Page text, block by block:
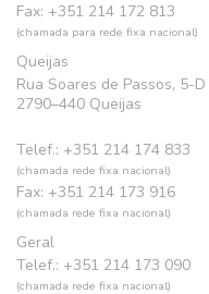
Fax: +351 214 172 813
(chamada para rede fixa nacional)
Queijas
Rua Soares de Passos, 5-D
2790–440 Queijas
Telef.: +351 214 174 833
(chamada rede fixa nacional)
Fax: +351 214 173 916
(chamada rede fixa nacional)
Geral
Telef.: +351 214 173 090
(chamada rede fixa nacional)